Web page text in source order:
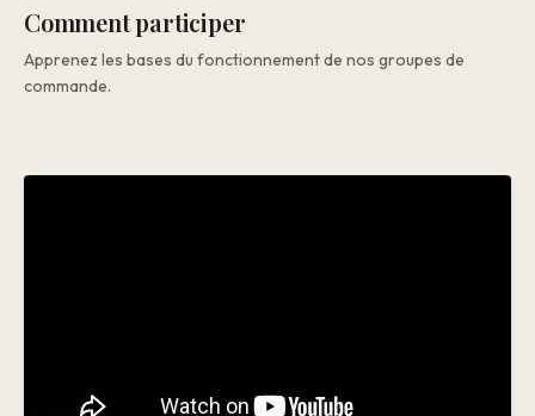
Comment participer
Apprenez les bases du fonctionnement de nos groupes de
commande.